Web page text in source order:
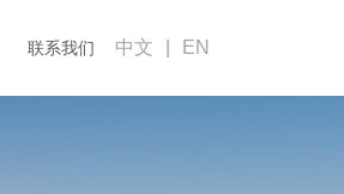
联系我们 中文 EN